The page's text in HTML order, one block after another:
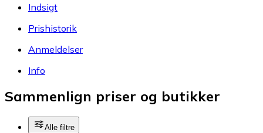
Indsigt
Prishistorik
Anmeldelser
Info
Sammenlign priser og butikker
Alle filtre